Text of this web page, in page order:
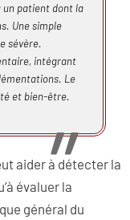
un patient dont la
Une simple
sévère.
intégrant
Le
et bien-être.
aider à détecter la
évaluer la
général du